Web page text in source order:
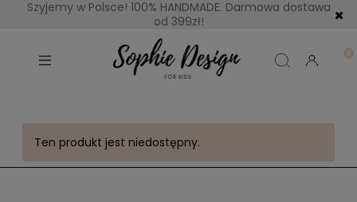
Szyjemy w Polsce! 100% HANDMADE. Darmowa dostawa
od 399zł!
Ten produkt jest niedostępny.